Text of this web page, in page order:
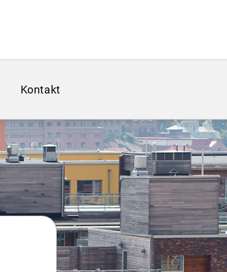
Kontakt